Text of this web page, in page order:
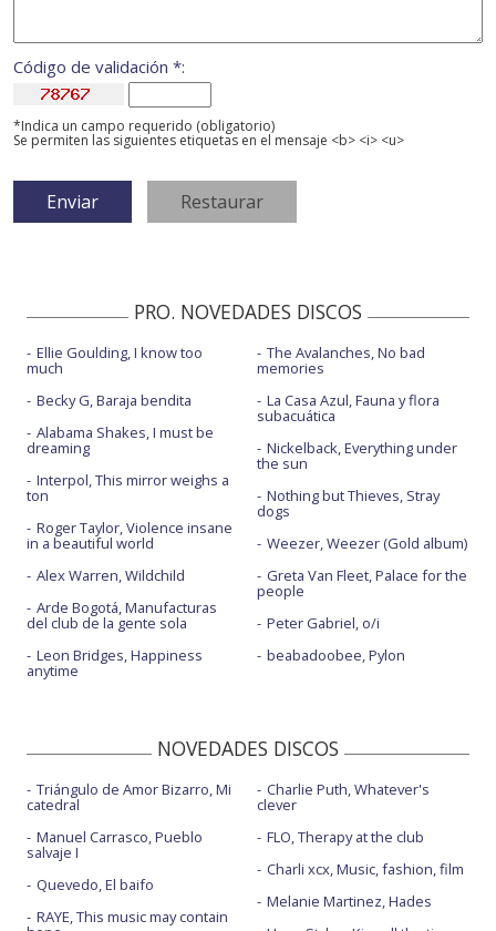
Código de validación *:
*Indica un campo requerido (obligatorio)
Se permiten las siguientes etiquetas en el mensaje <b> <i> <u>
PRO. NOVEDADES DISCOS
Ellie Goulding, I know too
much
Becky G, Baraja bendita
Alabama Shakes, I must be
dreaming
Interpol, This mirror weighs a
ton
Roger Taylor, Violence insane
in a beautiful world
Alex Warren, Wildchild
Arde Bogotá, Manufacturas
del club de la gente sola
Leon Bridges, Happiness
anytime
The Avalanches, No bad
memories
La Casa Azul, Fauna y flora
subacuática
Nickelback, Everything under
the sun
Nothing but Thieves, Stray
dogs
Weezer, Weezer (Gold album)
Greta Van Fleet, Palace for the
people
Peter Gabriel, o/i
beabadoobee, Pylon
NOVEDADES DISCOS
Triángulo de Amor Bizarro, Mi
catedral
Manuel Carrasco, Pueblo
salvaje I
Quevedo, El baifo
RAYE, This music may contain
Charlie Puth, Whatever's
clever
FLO, Therapy at the club
Charli xcx, Music, fashion, film
Melanie Martinez, Hades